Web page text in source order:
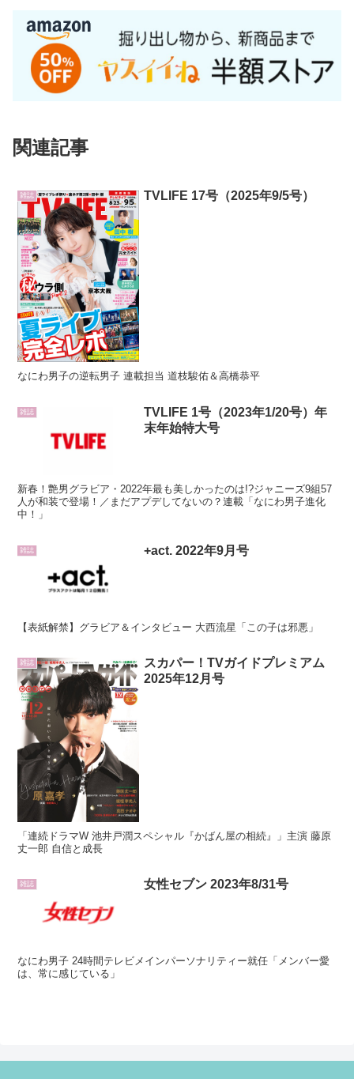
関連記事
雑誌 TVLIFE 17号（2025年9/5号）
なにわ男子の逆転男子 連載担当 道枝駿佑＆高橋恭平
雑誌
TVLIFE 1号（2023年1/20号）年
末年始特大号
新春！艶男グラビア・2022年最も美しかったのは!?ジャニーズ9組57
人が和装で登場！／まだアプデしてないの？連載「なにわ男子進化
中！」
雑誌 +act. 2022年9月号
【表紙解禁】グラビア＆インタビュー 大西流星「この子は邪悪」
雑誌
スカパー！TVガイドプレミアム
2025年12月号
「連続ドラマW 池井戸潤スペシャル『かばん屋の相続』」主演 藤原
丈一郎 自信と成長
雑誌 女性セブン 2023年8/31号
なにわ男子 24時間テレビメインパーソナリティー就任「メンバー愛
は、常に感じている」